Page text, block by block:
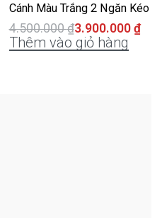
Cánh Màu Trắng 2 Ngăn Kéo
4.500.000₫3.900.000 ₫
Thêm vào giỏ hàng